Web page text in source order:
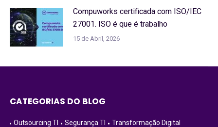
Compuworks certificada com ISO/IEC
27001. ISO é que é trabalho
15 de Abril, 2026
CATEGORIAS DO BLOG
Outsourcing TI Segurança TI
Transformação Digital